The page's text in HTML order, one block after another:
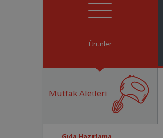
Ürünler
Mutfak Aletleri